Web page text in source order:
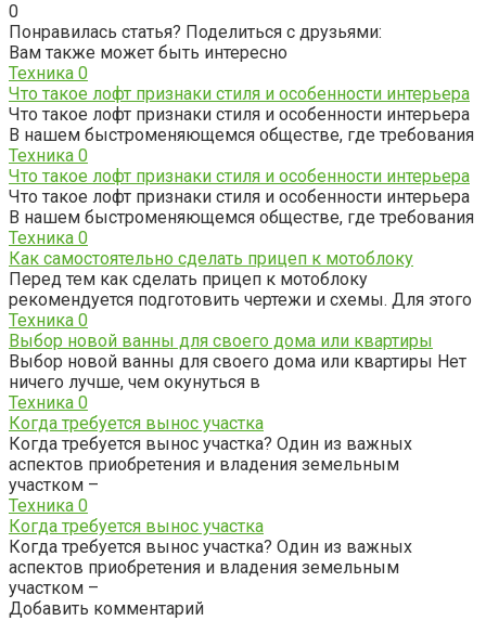
0
Понравилась статья? Поделиться с друзьями:
Вам также может быть интересно
Техника 0
Что такое лофт признаки стиля и особенности интерьера
Что такое лофт признаки стиля и особенности интерьера
В нашем быстроменяющемся обществе, где требования
Техника 0
Что такое лофт признаки стиля и особенности интерьера
Что такое лофт признаки стиля и особенности интерьера
В нашем быстроменяющемся обществе, где требования
Техника 0
Как самостоятельно сделать прицеп к мотоблоку
Перед тем как сделать прицеп к мотоблоку
рекомендуется подготовить чертежи и схемы. Для этого
Техника 0
Выбор новой ванны для своего дома или квартиры
Выбор новой ванны для своего дома или квартиры Нет
ничего лучше, чем окунуться в
Техника 0
Когда требуется вынос участка
Когда требуется вынос участка? Один из важных
аспектов приобретения и владения земельным
участком –
Техника 0
Когда требуется вынос участка
Когда требуется вынос участка? Один из важных
аспектов приобретения и владения земельным
участком –
Добавить комментарий